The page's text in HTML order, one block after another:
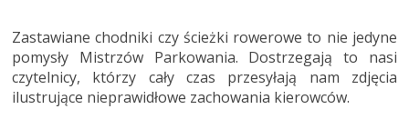
Zastawiane chodniki czy ścieżki rowerowe to nie jedyne
pomysły Mistrzów Parkowania. Dostrzegają to nasi
czytelnicy, którzy cały czas przesyłają nam zdjęcia
ilustrujące nieprawidłowe zachowania kierowców.